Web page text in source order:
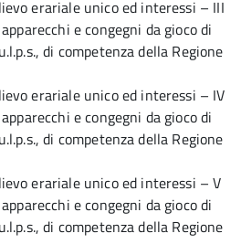
erariale unico ed interessi – III
e congegni da gioco di
di competenza della Regione
erariale unico ed interessi – IV
e congegni da gioco di
di competenza della Regione
erariale unico ed interessi – V
e congegni da gioco di
di competenza della Regione